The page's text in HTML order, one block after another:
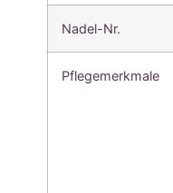
Nadel-Nr.
Pflegemerkmale